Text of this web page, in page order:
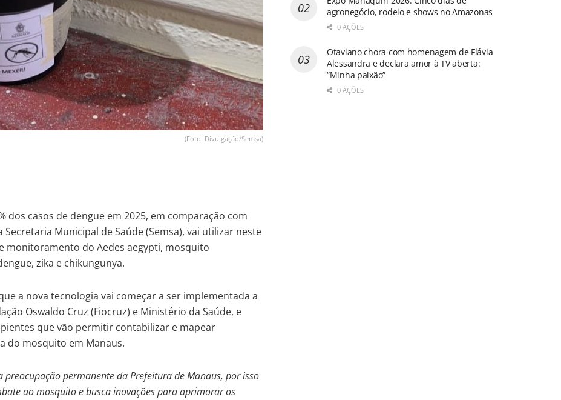
(Foto: Divulgação/Semsa)
dos casos de dengue em 2025, em comparação com
Municipal de Saúde (Semsa), vai utilizar neste
monitoramento do Aedes aegypti, mosquito
zika e chikungunya.
a nova tecnologia vai começar a ser implementada a
Oswaldo Cruz (Fiocruz) e Ministério da Saúde, e
que vão permitir contabilizar e mapear
do mosquito em Manaus.
preocupação permanente da Prefeitura de Manaus, por isso
ao mosquito e busca inovações para aprimorar os
agronegócio, rodeio e shows no Amazonas
0 AÇÕES
Otaviano chora com homenagem de Flávia
Alessandra e declara amor à TV aberta:
“Minha paixão”
0 AÇÕES